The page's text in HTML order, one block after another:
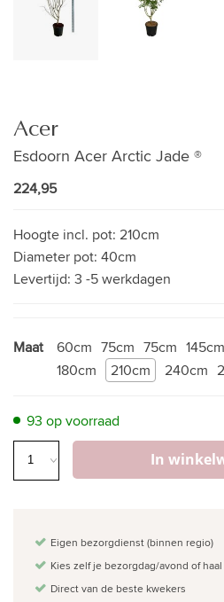
Acer
Esdoorn Acer Arctic Jade ®
224,95
Hoogte incl. pot: 210cm
Diameter pot: 40cm
Levertijd: 3 -5 werkdagen
Maat
145cm
75cm
60cm
180cm
210cm
75cm
240cm
93 op voorraad
In
Eigen bezorgdienst (binnen regio)
Kies zelf je bezorgdag/avond of
Direct van de beste kwekers